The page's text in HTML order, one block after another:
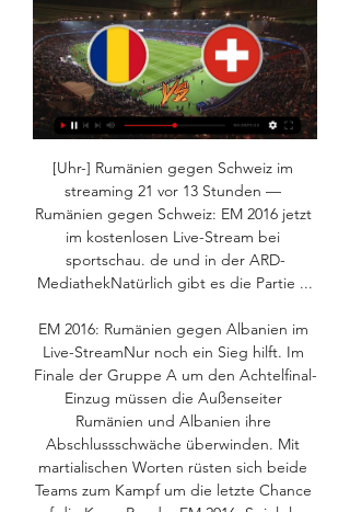
[Uhr-] Rumänien gegen Schweiz im
streaming 21 vor 13 Stunden —
Rumänien gegen Schweiz: EM 2016 jetzt
im kostenlosen Live-Stream bei
sportschau. de und in der ARD-
MediathekNatürlich gibt es die Partie ...
EM 2016: Rumänien gegen Albanien im
Live-StreamNur noch ein Sieg hilft. Im
Finale der Gruppe A um den Achtelfinal-
Einzug müssen die Außenseiter
Rumänien und Albanien ihre
Abschlussschwäche überwinden. Mit
martialischen Worten rüsten sich beide
Teams zum Kampf um die letzte Chance